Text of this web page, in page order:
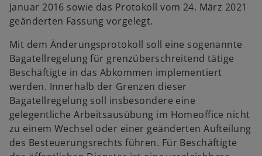
Januar 2016 sowie das Protokoll vom 24. März 2021
geänderten Fassung vorgelegt.
Mit dem Änderungsprotokoll soll eine sogenannte
Bagatellregelung für grenzüberschreitend tätige
Beschäftigte in das Abkommen implementiert
werden. Innerhalb der Grenzen dieser
Bagatellregelung soll insbesondere eine
gelegentliche Arbeitsausübung im Homeoffice nicht
zu einem Wechsel oder einer geänderten Aufteilung
des Besteuerungsrechts führen. Für Beschäftigte